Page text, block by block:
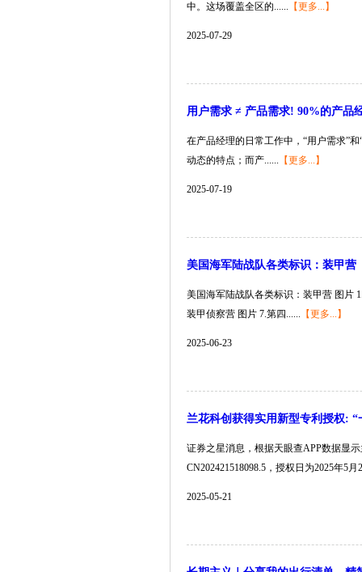
中。这场覆盖全区的...... 【更多...】
2025-07-29
用户需求 ≠ 产品需求! 90%的产品
在产品经理的日常工作中，“用户需求”
动态的特点；而产...... 【更多...】
2025-07-19
美国海军陆战队各类标识：装甲营
美国海军陆战队各类标识：装甲营 图片
装甲侦察营 图片 7.第四...... 【更多...】
2025-06-23
兰花科创获得实用新型专利授权:
证券之星消息，根据天眼查APP数据显
CN202421518098.5，授权日为2025年5月
2025-05-21